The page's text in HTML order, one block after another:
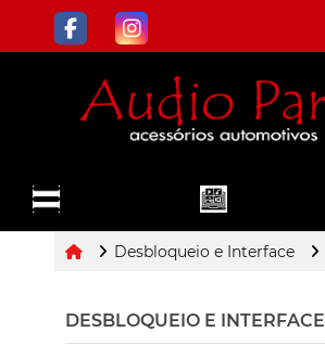
Desbloqueio e Interface
DESBLOQUEIO E INTERFACE